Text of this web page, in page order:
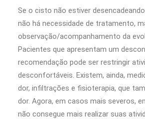
Se o cisto não estiver
não há necessidade de tratamento,
observação/acompanhamento da
Pacientes que apresentam um
recomendação pode ser restringir
desconfortáveis. Existem, ainda,
dor, infiltrações e fisioterapia, que
dor. Agora, em casos mais severos,
não consegue mais realizar suas